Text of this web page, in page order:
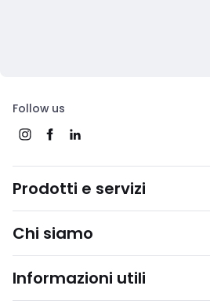
Follow us
Prodotti e servizi
Chi siamo
Informazioni utili